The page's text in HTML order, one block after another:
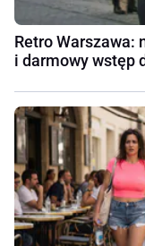
Retro Warszawa:
i darmowy wstęp